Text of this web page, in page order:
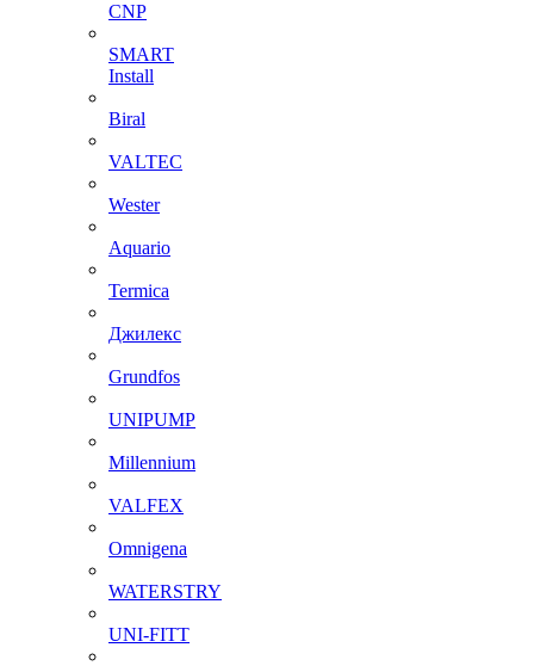
CNP
SMART
Install
Biral
VALTEC
Wester
Aquario
Termica
Джилекс
Grundfos
UNIPUMP
Millennium
VALFEX
Omnigena
WATERSTRY
UNI-FITT